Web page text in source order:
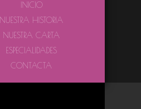
INICIO
NUESTRA HISTORIA
NUESTRA CARTA
ESPECIALIDADES
CONTACTA